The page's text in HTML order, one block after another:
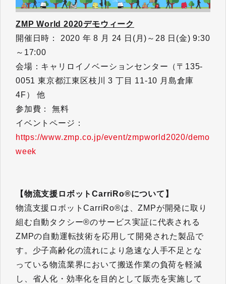
ZMP World 2020デモウィーク
開催日時： 2020 年 8 月 24 日(月)～28 日(金) 9:30
～17:00
会場：キャリロイノベーションセンター（〒135-
0051 東京都江東区枝川 3 丁目 11-10 月島倉庫
4F） 他
参加費： 無料
イベントページ：
https://www.zmp.co.jp/event/zmpworld2020/demo
week
【物流支援ロボットCarriRo®について】
物流支援ロボットCarriRo®は、ZMPが開発に取り
組む自動タクシー®のサービス実証に代表される
ZMPの自動運転技術を応用して開発された製品で
す。少子高齢化の流れにより急速な人手不足とな
っている物流業界において搬送作業の負荷を軽減
し、省人化・効率化を目的として販売を実施して